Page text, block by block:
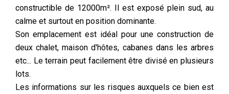
constructible de 12000m². Il est exposé plein sud, au
calme et surtout en position dominante.
Son emplacement est idéal pour une construction de
deux chalet, maison d'hôtes, cabanes dans les arbres
etc... Le terrain peut facilement être divisé en plusieurs
lots.
Les informations sur les risques auxquels ce bien est